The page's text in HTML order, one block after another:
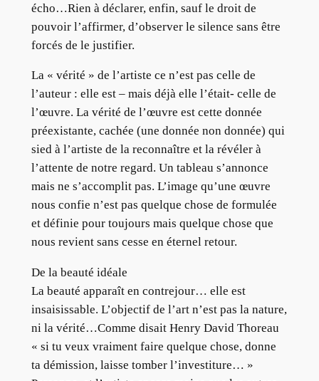
écho…Rien à déclarer, enfin, sauf le droit de
pouvoir l’affirmer, d’observer le silence sans être
forcés de le justifier.
La « vérité » de l’artiste ce n’est pas celle de
l’auteur : elle est – mais déjà elle l’était- celle de
l’œuvre. La vérité de l’œuvre est cette donnée
préexistante, cachée (une donnée non donnée) qui
sied à l’artiste de la reconnaître et la révéler à
l’attente de notre regard. Un tableau s’annonce
mais ne s’accomplit pas. L’image qu’une œuvre
nous confie n’est pas quelque chose de formulée
et définie pour toujours mais quelque chose que
nous revient sans cesse en éternel retour.
De la beauté idéale
La beauté apparaît en contrejour… elle est
insaisissable. L’objectif de l’art n’est pas la nature,
ni la vérité…Comme disait Henry David Thoreau
« si tu veux vraiment faire quelque chose, donne
ta démission, laisse tomber l’investiture… »